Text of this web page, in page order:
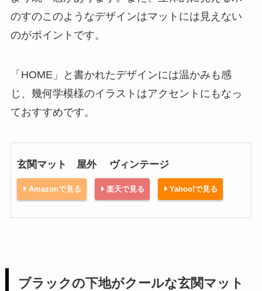
のすのこのようなデザインはマットには見えない
のがポイントです。
「HOME」と書かれたデザインには温かみも感
じ、幾何学模様のイラストはアクセントにもなっ
ておすすめです。
玄関マット 屋外 ヴィンテージ
Amazonで見る 楽天で見る Yahoo!で見る
ブラックの下地がクールな玄関マット